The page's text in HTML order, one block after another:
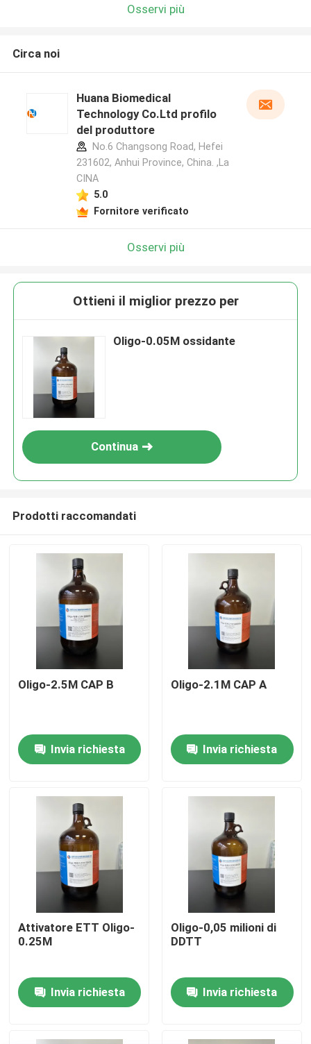
Prodotti
Video
Osservi più
Circa noi
Huana Biomedical
Technology Co.Ltd profilo
del produttore
No.6 Changsong Road, Hefei
231602, Anhui Province, China. ,La
CINA
5.0
Fornitore verificato
Osservi più
Ottieni il miglior prezzo per
Oligo-0.05M ossidante
Continua
Prodotti raccomandati
Oligo-2.5M CAP B
Invia richiesta
Oligo-2.1M CAP A
Invia richiesta
Attivatore ETT Oligo-
0.25M
Invia richiesta
Oligo-0,05 milioni di
DDTT
Invia richiesta